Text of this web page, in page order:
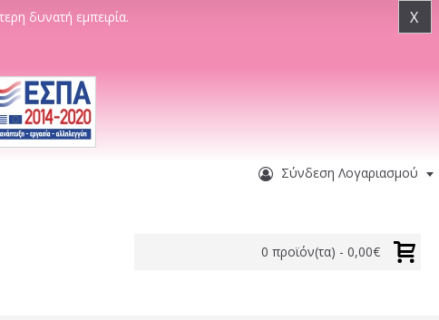
δυνατή εμπειρία. X
Σύνδεση Λογαριασμού
0 προϊόν(τα) - 0,00€